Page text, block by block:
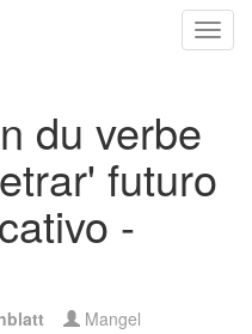
du verbe
futuro
-
Mangel